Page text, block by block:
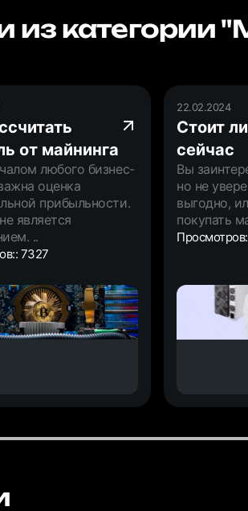
из категории
от майнинга
любого бизнес-
оценка
прибыльности.
является
..
7327
22.02.2024
Стоит
сейчас
Вы
но не
выгодно,
покупать